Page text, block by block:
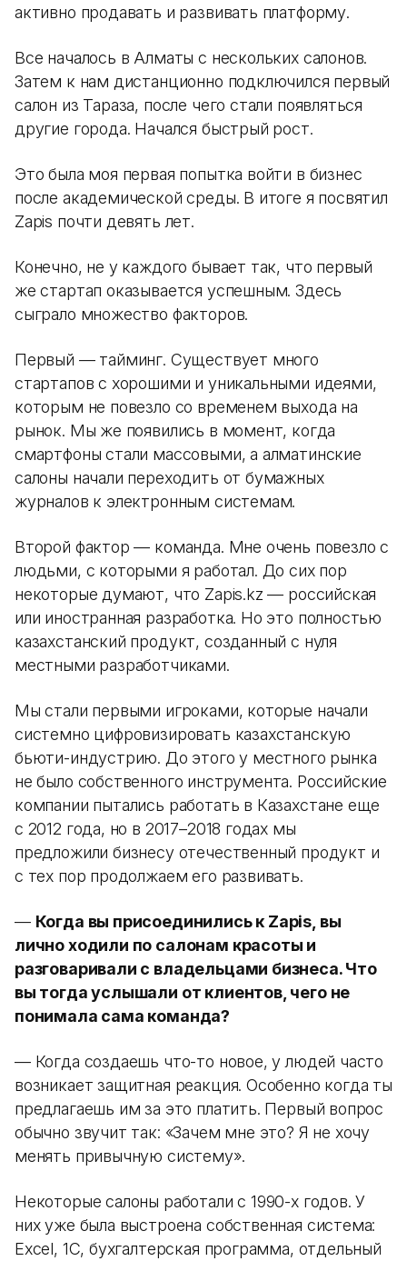
активно продавать и развивать платформу.
Все началось в Алматы с нескольких салонов.
Затем к нам дистанционно подключился первый
салон из Тараза, после чего стали появляться
другие города. Начался быстрый рост.
Это была моя первая попытка войти в бизнес
после академической среды. В итоге я посвятил
Zapis почти девять лет.
Конечно, не у каждого бывает так, что первый
же стартап оказывается успешным. Здесь
сыграло множество факторов.
Первый — тайминг. Существует много
стартапов с хорошими и уникальными идеями,
которым не повезло со временем выхода на
рынок. Мы же появились в момент, когда
смартфоны стали массовыми, а алматинские
салоны начали переходить от бумажных
журналов к электронным системам.
Второй фактор — команда. Мне очень повезло с
людьми, с которыми я работал. До сих пор
некоторые думают, что Zapis.kz — российская
или иностранная разработка. Но это полностью
казахстанский продукт, созданный с нуля
местными разработчиками.
Мы стали первыми игроками, которые начали
системно цифровизировать казахстанскую
бьюти-индустрию. До этого у местного рынка
не было собственного инструмента. Российские
компании пытались работать в Казахстане еще
с 2012 года, но в 2017–2018 годах мы
предложили бизнесу отечественный продукт и
с тех пор продолжаем его развивать.
— Когда вы присоединились к Zapis, вы
лично ходили по салонам красоты и
разговаривали с владельцами бизнеса. Что
вы тогда услышали от клиентов, чего не
понимала сама команда?
— Когда создаешь что-то новое, у людей часто
возникает защитная реакция. Особенно когда ты
предлагаешь им за это платить. Первый вопрос
обычно звучит так: «Зачем мне это? Я не хочу
менять привычную систему».
Некоторые салоны работали с 1990-х годов. У
них уже была выстроена собственная система:
Excel, 1С, бухгалтерская программа, отдельный